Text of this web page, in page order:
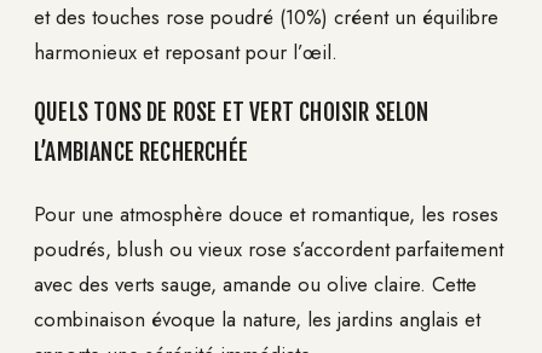
et des touches rose poudré (10%) créent un équilibre
harmonieux et reposant pour l’œil.
QUELS TONS DE ROSE ET VERT CHOISIR SELON
L’AMBIANCE RECHERCHÉE
Pour une atmosphère douce et romantique, les roses
poudrés, blush ou vieux rose s’accordent parfaitement
avec des verts sauge, amande ou olive claire. Cette
combinaison évoque la nature, les jardins anglais et